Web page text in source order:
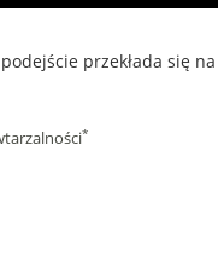
przekłada się
*